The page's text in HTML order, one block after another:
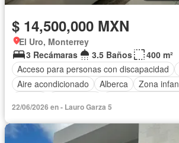
$ 14,500,000 MXN
El Uro, Monterrey
3 Recámaras
3.5 Baños
400 m²
Acceso para personas con discapacidad
Aire acondicionado
Alberca Zona
Cocina equipada
Cocina integral
Electricidad
Estacionamiento Gas
22/06/2026 en - Lauro Garza 5